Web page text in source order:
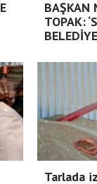
BAŞKAN
TOPAK:
Tarlada